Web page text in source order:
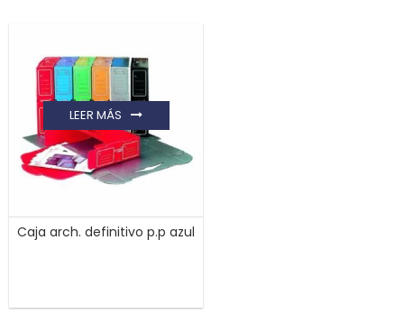
Caja arch. definitivo p.p azul
LEER MÁS